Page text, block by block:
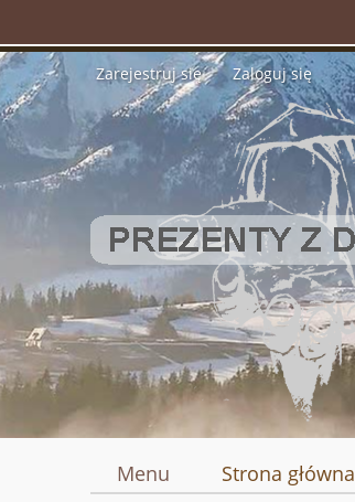
Zarejestruj się Zaloguj się
Menu Strona główna